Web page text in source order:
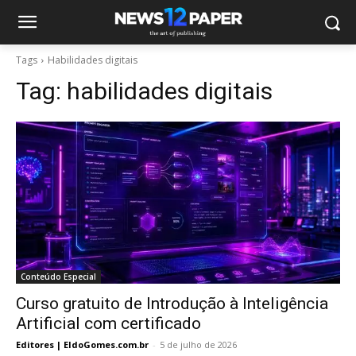
Tags Habilidades digitais
Tag: habilidades digitais
Conteúdo Especial
Curso gratuito de Introdução à Inteligência
Artificial com certificado
Editores | EldoGomes.com.br - 5 de julho de 2026